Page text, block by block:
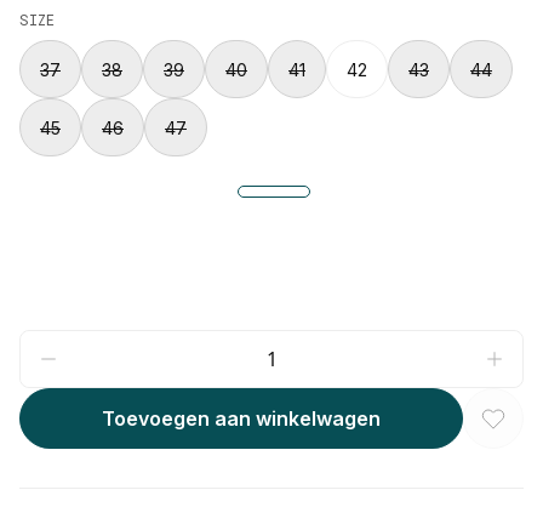
SIZE
37 38 39 40 41 42 43 44
45 46 47
Toevoegen aan winkelwagen